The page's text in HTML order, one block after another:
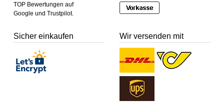
TOP Bewertungen auf
Google und Trustpilot.
Sicher einkaufen Wir versenden mit